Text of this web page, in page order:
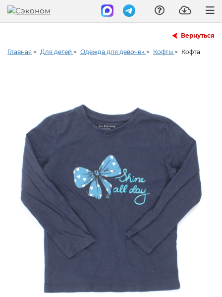
Вернуться
Главная > Для детей > Одежда для девочек > Кофты > Кофта